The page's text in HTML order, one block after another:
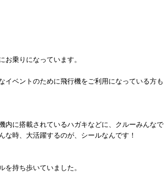
乗りになっています。
イベントのために飛行機をご利用になっている方も
内に搭載されているハガキなどに、クルーみんなで
時、大活躍するのが、シールなんです！
持ち歩いていました。